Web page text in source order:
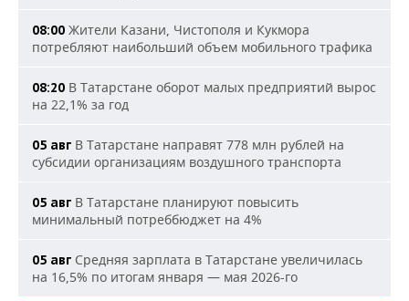
08:00 Жители Казани, Чистополя и Кукмора
потребляют наибольший объем мобильного трафика
08:20 В Татарстане оборот малых предприятий вырос
на 22,1% за год
05 авг В Татарстане направят 778 млн рублей на
субсидии организациям воздушного транспорта
05 авг В Татарстане планируют повысить
минимальный потреббюджет на 4%
05 авг Средняя зарплата в Татарстане увеличилась
на 16,5% по итогам января — мая 2026-го